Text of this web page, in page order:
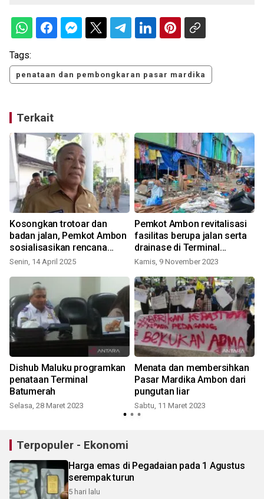
Tags:
penataan dan pembongkaran pasar mardika
Terkait
Kosongkan trotoar dan
badan jalan, Pemkot Ambon
sosialisasikan rencana
penertiban pedagang Pasar
Senin, 14 April 2025
Pemkot Ambon revitalisasi
fasilitas berupa jalan serta
drainase di Terminal
Mardika
Kamis, 9 November 2023
Dishub Maluku programkan
penataan Terminal
Batumerah
Selasa, 28 Maret 2023
Menata dan membersihkan
Pasar Mardika Ambon dari
pungutan liar
Sabtu, 11 Maret 2023
Terpopuler - Ekonomi
Harga emas di Pegadaian pada 1 Agustus
serempak turun
5 hari lalu